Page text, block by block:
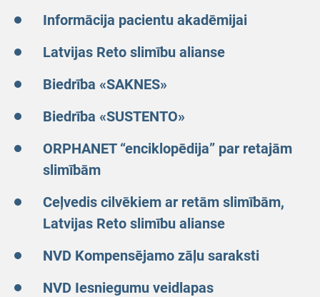
Informācija pacientu akadēmijai
Latvijas Reto slimību alianse
Biedrība «SAKNES»
Biedrība «SUSTENTO»
ORPHANET “enciklopēdija” par retajām
slimībām
Ceļvedis cilvēkiem ar retām slimībām,
Latvijas Reto slimību alianse
NVD Kompensējamo zāļu saraksti
NVD Iesniegumu veidlapas